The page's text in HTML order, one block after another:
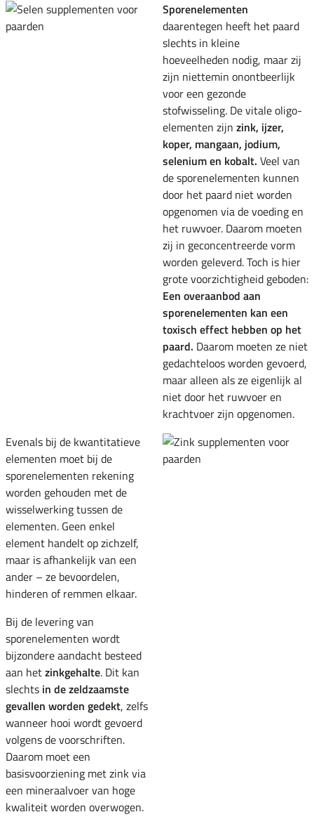
Sporenelementen
daarentegen heeft het paard
slechts in kleine
hoeveelheden nodig, maar zij
zijn niettemin onontbeerlijk
voor een gezonde
stofwisseling. De vitale oligo-
elementen zijn zink, ijzer,
koper, mangaan, jodium,
selenium en kobalt. Veel van
de sporenelementen kunnen
door het paard niet worden
opgenomen via de voeding en
het ruwvoer. Daarom moeten
zij in geconcentreerde vorm
worden geleverd. Toch is hier
grote voorzichtigheid geboden:
Een overaanbod aan
sporenelementen kan een
toxisch effect hebben op het
paard. Daarom moeten ze niet
gedachteloos worden gevoerd,
maar alleen als ze eigenlijk al
niet door het ruwvoer en
krachtvoer zijn opgenomen.
Evenals bij de kwantitatieve
elementen moet bij de
sporenelementen rekening
worden gehouden met de
wisselwerking tussen de
elementen. Geen enkel
element handelt op zichzelf,
maar is afhankelijk van een
ander – ze bevoordelen,
hinderen of remmen elkaar.
Bij de levering van
sporenelementen wordt
bijzondere aandacht besteed
aan hetzinkgehalte. Dit kan
slechts in de zeldzaamste
gevallen worden gedekt, zelfs
wanneer hooi wordt gevoerd
volgens de voorschriften.
Daarom moet een
basisvoorziening met zink via
een mineraalvoer van hoge
kwaliteit worden overwogen.